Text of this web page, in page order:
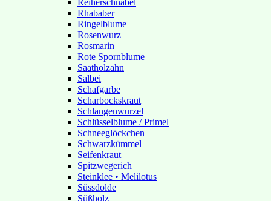
Reiherschnabel
Rhababer
Ringelblume
Rosenwurz
Rosmarin
Rote Spornblume
Saatholzahn
Salbei
Schafgarbe
Scharbockskraut
Schlangenwurzel
Schlüsselblume / Primel
Schneeglöckchen
Schwarzkümmel
Seifenkraut
Spitzwegerich
Steinklee • Melilotus
Süssdolde
Süßholz